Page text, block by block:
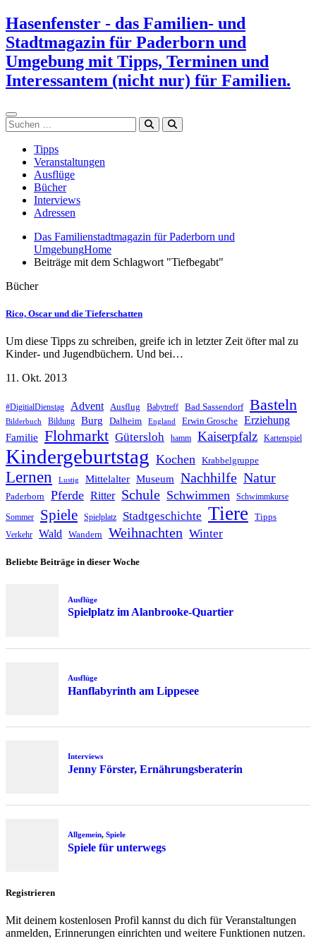
Zum
Inhalt
springen
Hasenfenster - das Familien- und
Stadtmagazin für Paderborn und
Umgebung mit Tipps, Terminen und
Interessantem (nicht nur) für Familien.
Suchen
Tipps
Veranstaltungen
Ausflüge
Bücher
Interviews
Adressen
Das Familienstadtmagazin für Paderborn und
UmgebungHome
Beiträge mit dem Schlagwort "Tiefbegabt"
Bücher
Rico, Oscar und die Tieferschatten
Um diese Tipps zu schreiben, greife ich in letzter Zeit öfter mal zu
Kinder- und Jugendbüchern. Und bei…
11. Okt. 2013
#DigitialDienstag Advent Ausflug Babytreff Bad Sassendorf Basteln
Bilderbuch Bildung Burg Dalheim England Erwin Grosche Erziehung
Familie Flohmarkt Gütersloh hamm Kaiserpfalz Kartenspiel
Kindergeburtstag Kochen Krabbelgruppe
Lernen Lustig Mittelalter Museum Nachhilfe Natur
Paderborn Pferde Ritter Schule Schwimmen Schwimmkurse
Sommer Spiele Spielplatz Stadtgeschichte Tiere Tipps
Verkehr Wald Wandern Weihnachten Winter
Beliebte Beiträge in dieser Woche
Ausflüge
Spielplatz im Alanbrooke-Quartier
Ausflüge
Hanflabyrinth am Lippesee
Interviews
Jenny Förster, Ernährungsberaterin
Allgemein, Spiele
Spiele für unterwegs
Registrieren
Mit deinem kostenlosen Profil kannst du dich für Veranstaltungen
anmelden, Erinnerungen einrichten und weitere Funktionen nutzen.